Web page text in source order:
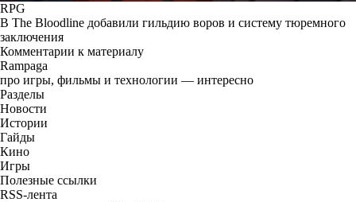
RPG
В The Bloodline добавили гильдию воров и систему тюремного
заключения
Комментарии к материалу
Rampaga
про игры, фильмы и технологии — интересно
Разделы
Новости
Истории
Гайды
Кино
Игры
Полезные ссылки
RSS-лента